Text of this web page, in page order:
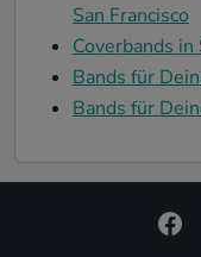
San Francisco
Coverbands in
Bands für
Bands für